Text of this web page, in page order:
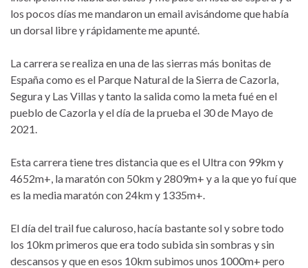
los pocos días me mandaron un email avisándome que había
un dorsal libre y rápidamente me apunté.
La carrera se realiza en una de las sierras más bonitas de
España como es el Parque Natural de la Sierra de Cazorla,
Segura y Las Villas y tanto la salida como la meta fué en el
pueblo de Cazorla y el día de la prueba el 30 de Mayo de
2021.
Esta carrera tiene tres distancia que es el Ultra con 99km y
4652m+, la maratón con 50km y 2809m+ y a la que yo fuí que
es la media maratón con 24km y 1335m+.
El día del trail fue caluroso, hacía bastante sol y sobre todo
los 10km primeros que era todo subida sin sombras y sin
descansos y que en esos 10km subimos unos 1000m+ pero